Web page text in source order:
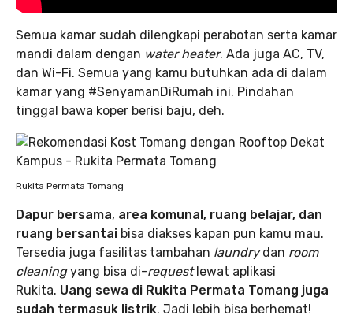
Semua kamar sudah dilengkapi perabotan serta kamar
mandi dalam dengan water heater. Ada juga AC, TV,
dan Wi-Fi. Semua yang kamu butuhkan ada di dalam
kamar yang #SenyamanDiRumah ini. Pindahan
tinggal bawa koper berisi baju, deh.
Rukita Permata Tomang
Dapur bersama, area komunal, ruang belajar, dan
ruang bersantai bisa diakses kapan pun kamu mau.
Tersedia juga fasilitas tambahan laundrydan room
cleaningyang bisa di-requestlewat aplikasi
Rukita. Uang sewa di Rukita Permata Tomang juga
sudah termasuk listrik. Jadi lebih bisa berhemat!